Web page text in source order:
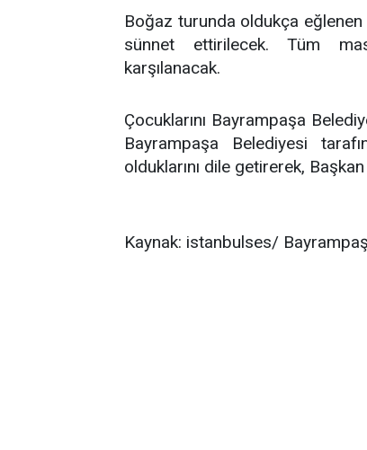
Boğaz turunda oldukça
sünnet ettirilecek. Tüm
karşılanacak.
Çocuklarını Bayrampaşa
Bayrampaşa Belediyesi
olduklarını dile getirerek,
Kaynak: istanbulses/